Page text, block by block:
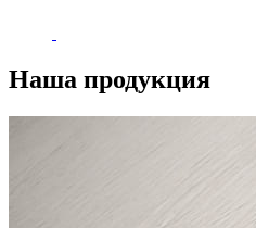
Наша продукция